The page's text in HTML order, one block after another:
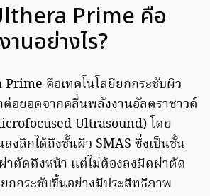
Prime คือ
านอย่างไร?
คือเทคโนโลยียกกระชับผิว
อยอดจากคลื่นพลังงานอัลตราซาวด์
Ultrasound) โดย
งลึกได้ถึงชั้นผิว SMAS ซึ่งเป็นชั้น
ผ่าตัดดึงหน้า แต่ไม่ต้องลงมีดผ่าตัด
กกระชับขึ้นอย่างมีประสิทธิภาพ